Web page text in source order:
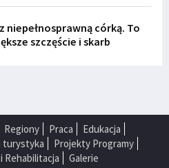
niepełnosprawną córką. To
szczęście i skarb
Regiony Praca
Edukacja
turystyka
Projekty Programy
Rehabilitacja
Galerie